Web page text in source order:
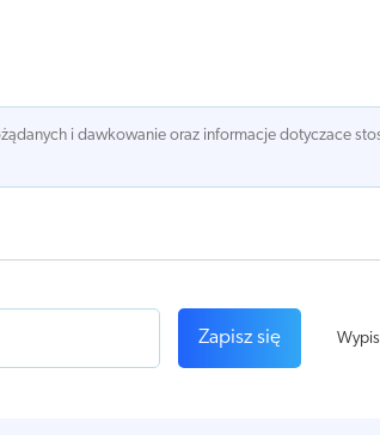
i dawkowanie oraz informacje dotyczace
Zapisz się